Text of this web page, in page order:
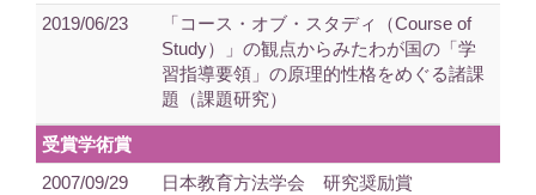
2019/06/23
「コース・オブ・スタディ（Course of
Study）」の観点からみたわが国の「学
習指導要領」の原理的性格をめぐる諸課
題（課題研究）
受賞学術賞
2007/09/29
日本教育方法学会 研究奨励賞